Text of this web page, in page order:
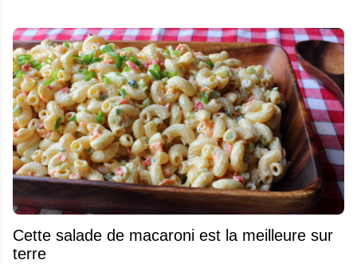
Cette salade de macaroni est la meilleure sur
terre